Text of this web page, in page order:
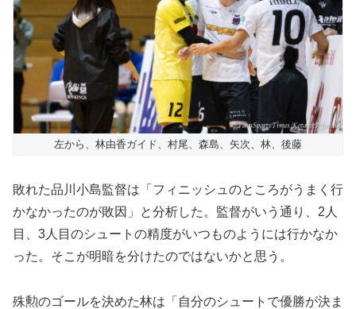
左から、林由香ガイド、村尾、森島、矢次、林、後藤
敗れた品川小島監督は「フィニッシュのところがうまく行
かなかったのが敗因」と分析した。監督がいう通り、2人
目、3人目のシュートの精度がいつものようには行かなか
った。そこが明暗を分けたのではないかと思う。
殊勲のゴールを決めた林は「自分のシュートで優勝が決ま